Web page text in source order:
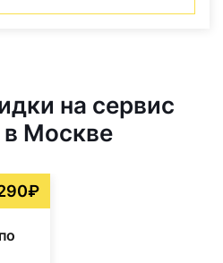
на сервис
в Москве